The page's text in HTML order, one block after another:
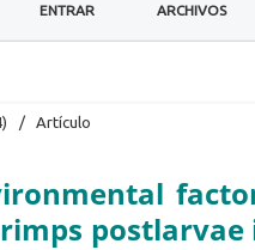
ENTRAR ARCHIVOS
/ Artículo
postlarvae